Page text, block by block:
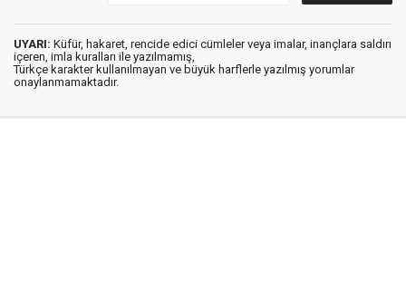
UYARI: Küfür, hakaret, rencide edici cümleler veya imalar, inançlara saldırı
içeren, imla kuralları ile yazılmamış,
Türkçe karakter kullanılmayan ve büyük harflerle yazılmış yorumlar
onaylanmamaktadır.